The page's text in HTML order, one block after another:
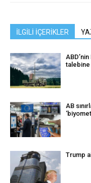
İLGİLİ İÇERİKLER
talebine
AB
Trump